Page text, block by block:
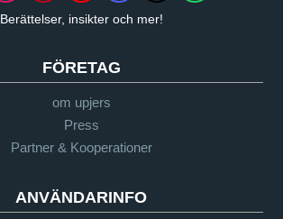
Berättelser, insikter och mer!
FÖRETAG
om upjers
Press
Partner & Kooperationer
ANVÄNDARINFO